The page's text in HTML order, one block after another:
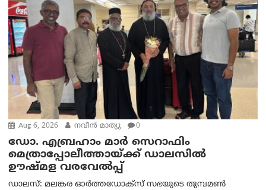
Aug 6, 2026 നവീൻ മാത്യു 0
ഡോ. എബ്രഹാം മാർ സെറാഫിം
മെത്രാപ്പോലീത്തായ്ക്ക് ഡാലസിൽ
ഊഷ്മള വരവേൽപ്പ്
ഡാലസ്: മലങ്കര ഓർത്തഡോക്സ് സഭയുടെ തുമ്പമൺ